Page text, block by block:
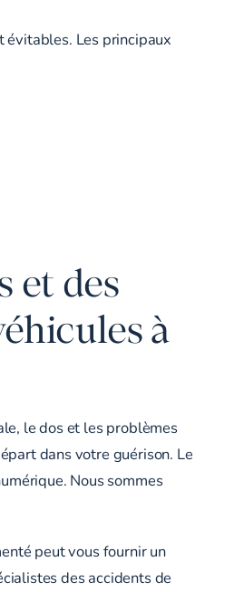
évitables. Les principaux
et des
à
le dos et les problèmes
dans votre guérison. Le
Nous sommes
peut vous fournir un
des accidents de